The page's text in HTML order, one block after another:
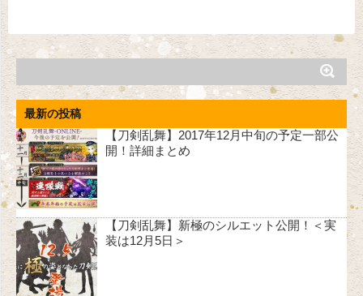
最新の投稿
【刀剣乱舞】2017年12月中旬の予定一部公
開！詳細まとめ
【刀剣乱舞】新極のシルエット公開！＜実
装は12月5日＞